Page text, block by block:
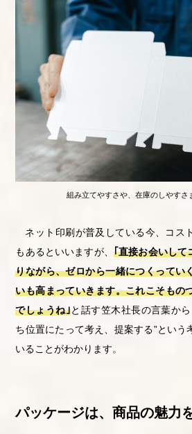
組み立てやすさや、在庫のしやす
ネット印刷が普及している今、コス
もあるといいますが、 ｢直接お会いして
りながら、ゼロから一緒につくってい
いも高まっていきます。これこそもの
でしょうね｣と話す笠木社長の言葉か
ち位置にたって考え、提案する”という
いることがわかります。
パッケージは、商品の魅力